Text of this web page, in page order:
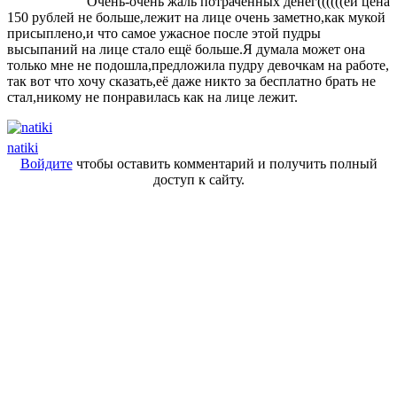
150 рублей не больше,лежит на лице очень заметно,как мукой
присыплено,и что самое ужасное после этой пудры
высыпаний на лице стало ещё больше.Я думала может она
только мне не подошла,предложила пудру девочкам на работе,
так вот что хочу сказать,её даже никто за бесплатно брать не
стал,никому не понравилась как на лице лежит.
natiki
Войдитечтобы оставить комментарий и получить полный
доступ к сайту.